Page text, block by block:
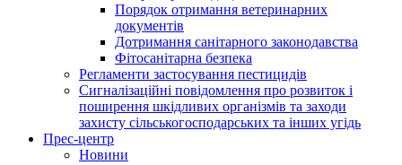
Порядок отримання ветеринарних
документів
Дотримання санітарного законодавства
Фітосанітарна безпека
Регламенти застосування пестицидів
Сигналізаційні повідомлення про розвиток і
поширення шкідливих організмів та заходи
захисту сільськогосподарських та інших угідь
Прес-центр
Новини